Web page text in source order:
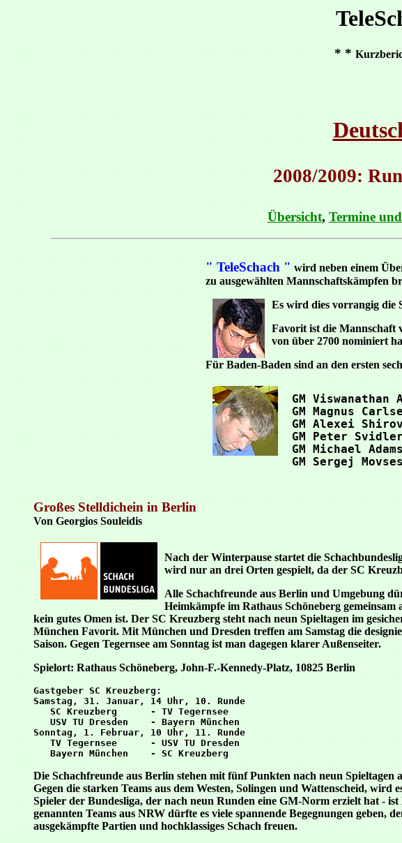
* *
2008/2009:
Übersicht,Termine
" TeleSchach "wird neben einem
zu ausgewählten Mannschaftskämpfen
Es wird dies vorrangig die
Favorit ist die Mannschaft
von über 2700 nominiert
Für Baden-Baden sind an den ersten
GM Viswanathan
GM Magnus
GM Alexei
GM Peter
GM Michael
GM Sergej
Großes Stelldichein in Berlin
Von Georgios Souleidis
Nach der Winterpause startet die
wird nur an drei Orten gespielt, da der SC
Alle Schachfreunde aus Berlin und Umgebung
Heimkämpfe im Rathaus Schöneberg
kein gutes Omen ist. Der SC Kreuzberg steht nach neun Spieltagen im
München Favorit. Mit München und Dresden treffen am Samstag die
Saison. Gegen Tegernsee am Sonntag ist man dagegen klarer Außenseiter.
Spielort: Rathaus Schöneberg, John-F.-Kennedy-Platz, 10825 Berlin
Gastgeber SC Kreuzberg:
Samstag, 31. Januar, 14 Uhr, 10. Runde
   SC Kreuzberg      - TV Tegernsee
   USV TU Dresden    - Bayern München
Sonntag, 1. Februar, 10 Uhr, 11. Runde
   TV Tegernsee      - USV TU Dresden
Die Schachfreunde aus Berlin stehen mit fünf Punkten nach neun
Gegen die starken Teams aus dem Westen, Solingen und Wattenscheid,
Spieler der Bundesliga, der nach neun Runden eine GM-Norm erzielt hat -
genannten Teams aus NRW dürfte es viele spannende Begegnungen
ausgekämpfte Partien und hochklassiges Schach freuen.